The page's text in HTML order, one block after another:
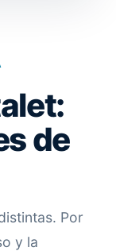
de
Por
y la